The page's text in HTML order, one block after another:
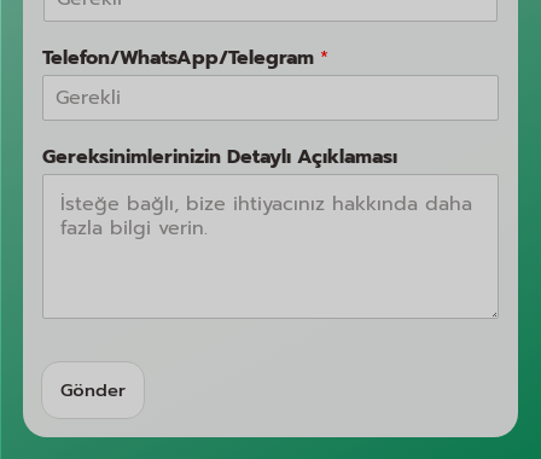
Telefon/WhatsApp/Telegram *
Gereksinimlerinizin Detaylı Açıklaması
Gönder
A